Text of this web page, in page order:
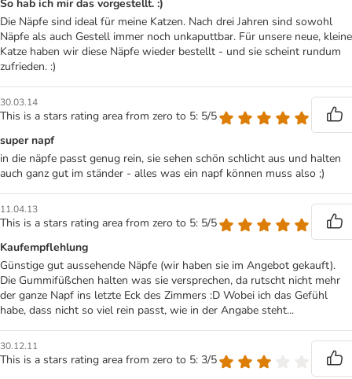
So hab ich mir das vorgestellt. :)
Die Näpfe sind ideal für meine Katzen. Nach drei Jahren sind sowohl
Näpfe als auch Gestell immer noch unkaputtbar. Für unsere neue, kleine
Katze haben wir diese Näpfe wieder bestellt - und sie scheint rundum
zufrieden. :)
30.03.14
This is a stars rating area from zero to 5: 5/5
super napf
in die näpfe passt genug rein, sie sehen schön schlicht aus und halten
auch ganz gut im ständer - alles was ein napf können muss also ;)
11.04.13
This is a stars rating area from zero to 5: 5/5
Kaufempflehlung
Günstige gut aussehende Näpfe (wir haben sie im Angebot gekauft).
Die Gummifüßchen halten was sie versprechen, da rutscht nicht mehr
der ganze Napf ins letzte Eck des Zimmers :D Wobei ich das Gefühl
habe, dass nicht so viel rein passt, wie in der Angabe steht...
30.12.11
This is a stars rating area from zero to 5: 3/5